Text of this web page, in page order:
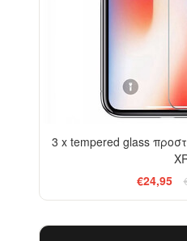
3 x tempered glass
€24,95